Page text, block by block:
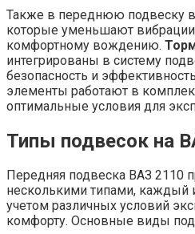
Также в переднюю подвеску
которые уменьшают
комфортному вождению.
интегрированы в систему
безопасность и
элементы работают в
оптимальные условия для
Типы подвесок на
Передняя подвеска ВАЗ 2110
несколькими типами, каждый
учетом различных условий
комфорту. Основные виды